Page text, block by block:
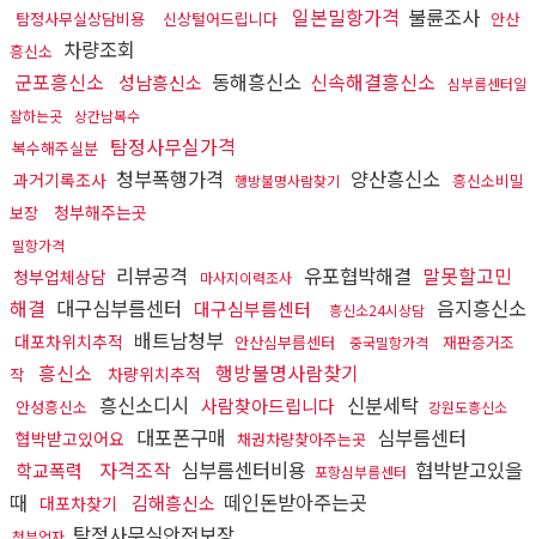
탐정사무실상담비용 신상털어드립니다 일본밀항가격 불륜조사 안산
흥신소 차량조회
군포흥신소
성남흥신소 동해흥신소 신속해결흥신소
심부름센터일
잘하는곳 상간남복수
복수해주실분 탐정사무실가격
과거기록조사 청부폭행가격 행방불명사람찾기 양산흥신소 흥신소비밀
보장
청부해주는곳
밀항가격
청부업체상담 리뷰공격 마사지이력조사 유포협박해결 말못할고민
해결 대구심부름센터 대구심부름센터 흥신소24시상담 음지흥신소
대포차위치추적 배트남청부 안산심부름센터 중국밀항가격
재판증거조
작
흥신소 차량위치추적 행방불명사람찾기
안성흥신소 흥신소디시 사람찾아드립니다 신분세탁 강원도흥신소
협박받고있어요 대포폰구매 채권차량찾아주는곳 심부름센터
학교폭력 자격조작 심부름센터비용 포항심부름센터 협박받고있을
때 대포차찾기 김해흥신소 떼인돈받아주는곳